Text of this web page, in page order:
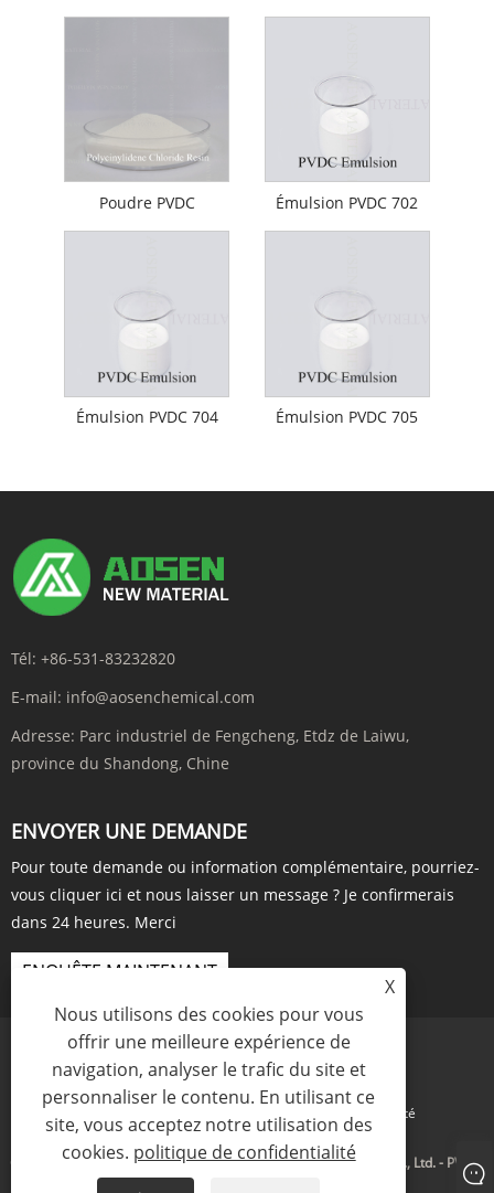
Poudre PVDC Émulsion PVDC 702
Émulsion PVDC 704 Émulsion PVDC 705
Tél: +86-531-83232820
E-mail: info@aosenchemical.com
Adresse: Parc industriel de Fengcheng, Etdz de Laiwu,
province du Shandong, Chine
ENVOYER UNE DEMANDE
Pour toute demande ou information complémentaire, pourriez-
vous cliquer ici et nous laisser un message ? Je confirmerais
dans 24 heures. Merci
ENQUÊTE MAINTENANT
politique de confidentialité
Copyright © 2023 Shandong Aosen New Material Technology Co., Ltd. - PVDC,
X
Nous utilisons des cookies pour vous
offrir une meilleure expérience de
navigation, analyser le trafic du site et
personnaliser le contenu. En utilisant ce
site, vous acceptez notre utilisation des
cookies. politique de confidentialité